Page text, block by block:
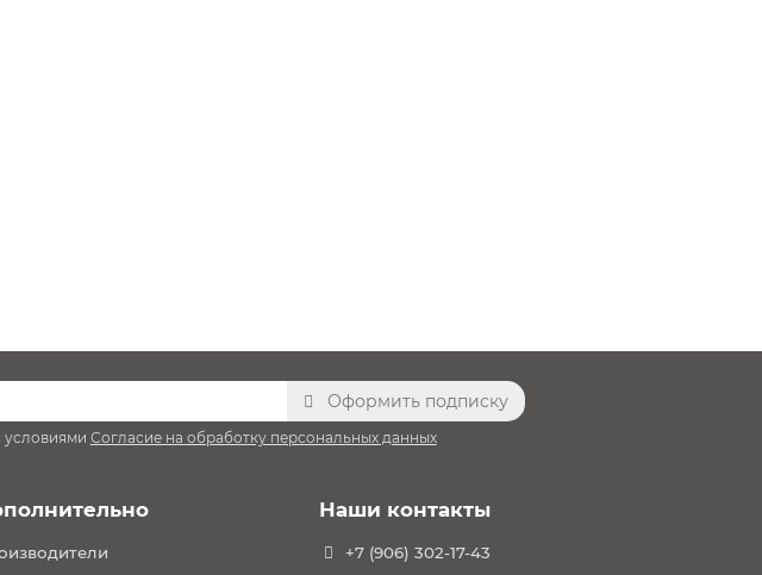
Оформить подписку
условиями Согласие на обработку персональных данных
Наши контакты
+7 (906) 302-17-43